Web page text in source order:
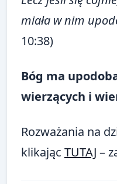
miała w nim
10:38)
Bóg ma
wierzących i
Rozważania na
klikając TUTAJ –